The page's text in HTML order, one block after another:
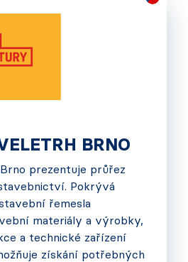
BRNO
prezentuje průřez
Pokrývá
řemesla
materiály a výrobky,
a technické zařízení
získání potřebných